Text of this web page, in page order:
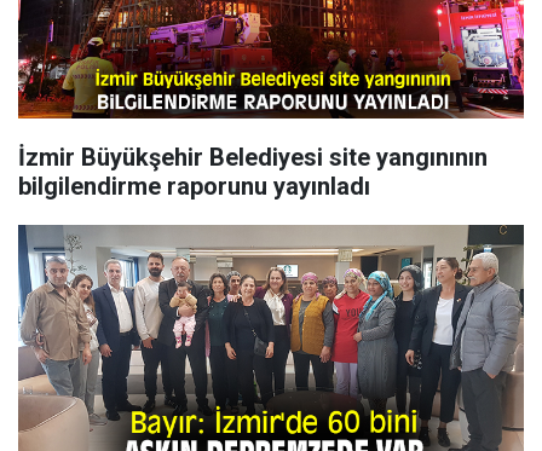
İzmir Büyükşehir Belediyesi site yangınının
bilgilendirme raporunu yayınladı